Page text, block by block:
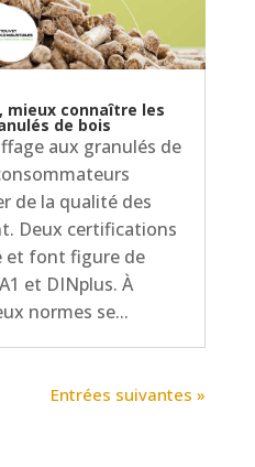
mieux connaître les
de bois
aux granulés de
de la qualité des
Deux certifications
et font figure de
et DINplus. À
normes se...
Entrées suivantes »